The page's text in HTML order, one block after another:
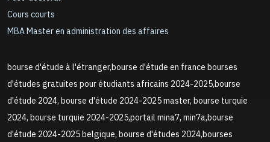
Cours courts
MBA Master en administration des affaires
bourse d'étude à l'étranger,bourse d'étude en france bourses
d'études gratuites pour étudiants africains 2024-2025,bourse
d'étude 2024, bourse d'étude 2024-2025 master, bourse turquie
2024, bourse turquie 2024-2025,portail mina7, min7a,bourse
d'étude 2024-2025 belgique, bourse d'études 2024,bourses